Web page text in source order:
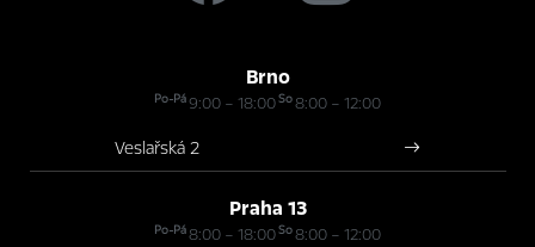
Brno
Po-Pá9:00 – 18:00So8:00 – 12:00
Veslařská 2
Praha 13
Po-Pá8:00 – 18:00So8:00 – 12:00